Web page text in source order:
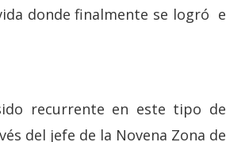
donde finalmente se logró e
recurrente en este tipo de
del jefe de la Novena Zona de